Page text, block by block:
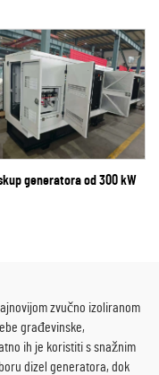
generatora od 300 kW
zvučno izoliranom
građevinske,
ih je koristiti s snažnim
dizel generatora, dok